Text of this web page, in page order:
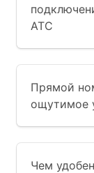
АТС
Прямой
ощутимое
Чем